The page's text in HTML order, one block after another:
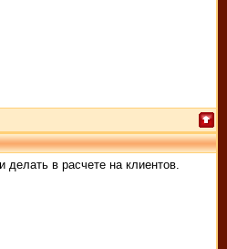
в расчете на клиентов.